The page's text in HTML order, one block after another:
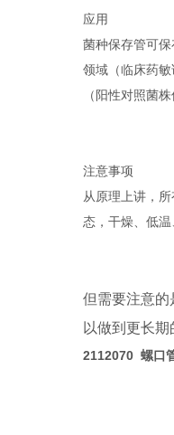
应用
菌种保存管可
领域（临床药
（阳性对照菌
注意事项
从原理上讲，
态，干燥、低
但需要注意
以做到更长期
2112070 螺口